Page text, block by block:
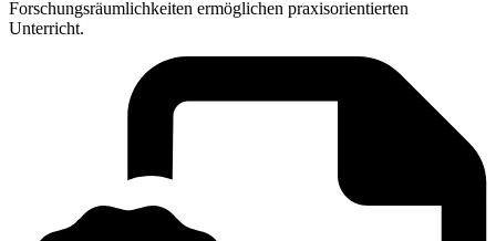
Forschungsräumlichkeiten ermöglichen praxisorientierten
Unterricht.